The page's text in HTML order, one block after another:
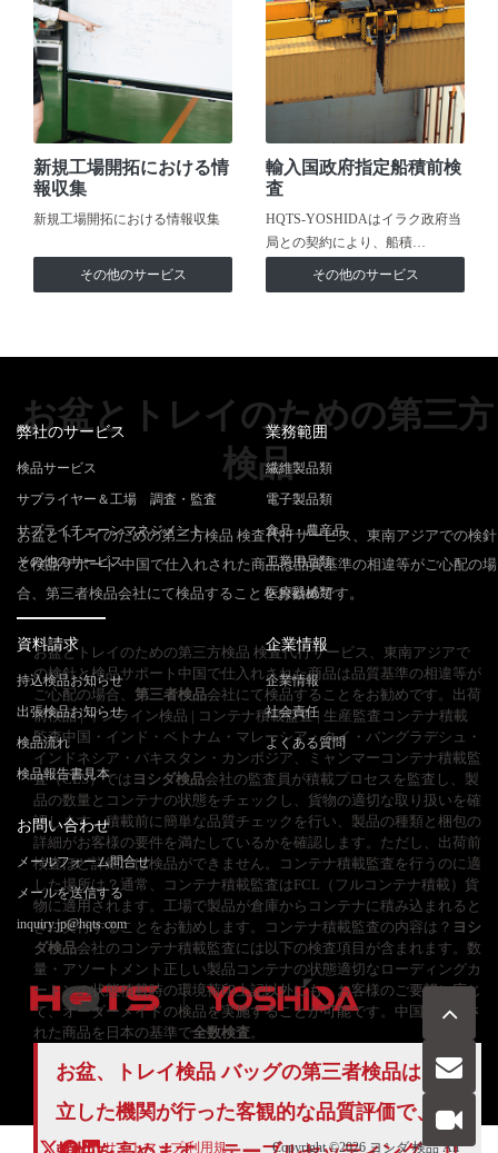
新規工場開拓における情
報収集
新規工場開拓における情報収集
その他のサービス
輸入国政府指定船積前検
査
HQTS-YOSHIDAはイラク政府当
局との契約により、船積…
その他のサービス
お盆とトレイのための第三方
検品
お盆とトレイのための第三方検品 検査代行サービス、東南アジアでの検針
と検品サポート 中国で仕入れされた商品は品質基準の相違等がご心配の場
合、第三者検品会社にて検品することをお勧めです。
お盆とトレイのための第三方検品 検査代行サービス、東南アジアで
の検針と検品サポート中国で仕入れされた商品は品質基準の相違等が
ご心配の場合、 第三者検品会社にて検品することをお勧めです。出荷
前検品 | インライン検品 | コンテナ積載監査 | 生産監査コンテナ積載
監査中国・インド・ベトナム・マレーシア・タイ・バングラデシュ・
インドネシア・パキスタン・カンボジア、ミャンマーコンテナ積載監
査（CLS）では ヨシダ検品会社の監査員が積載プロセスを監査し、製
品の数量とコンテナの状態をチェックし、貨物の適切な取り扱いを確
認します。積載前に簡単な品質チェックを行い、製品の種類と梱包の
詳細がお客様の要件を満たしているかを確認します。ただし、出荷前
検査ほど詳細には検品ができません。コンテナ積載監査を行うのに適
した場所は？通常、コンテナ積載監査はFCL（フルコンテナ積載）貨
物に適用されます。工場で製品が倉庫からコンテナに積み込まれると
きに実行することをお勧めします。コンテナ積載監査の内容は？ ヨシ
ダ検品会社のコンテナ積載監査には以下の検査項目が含まれます。数
量・アソートメント正しい製品コンテナの状態適切なローディングカ
ートンの状態積載時の環境荷印上記以外にも、お客様のご要望に応じ
て、オーダーメイドの検品を実施することが可能です。中国で生産さ
れた商品を日本の基準で全数検査
お盆、トレイ検品 バッグの第三者検品は、独
立した機関が行った客観的な品質評価で、信
弊社のサービス
検品サービス
サプライヤー＆工場 調査・監査
サプライチェーンマネジメント
その他のサービス
業務範囲
繊維製品類
電子製品類
食品・農産品
工業用品類
医療器械類
資料請求
持込検品お知らせ
出張検品お知らせ
検品流れ
検品報告書見本
企業情報
企業情報
社会責任
よくある質問
お問い合わせ
メールフォーム問合せ
メールを送信する
inquiry.jp@hqts.com
お電話でのお問い合わせ
050-5840-2657
お問い合わせ
サイトマップ 利用規 Copyright ©2026 ヨシダ 検品All